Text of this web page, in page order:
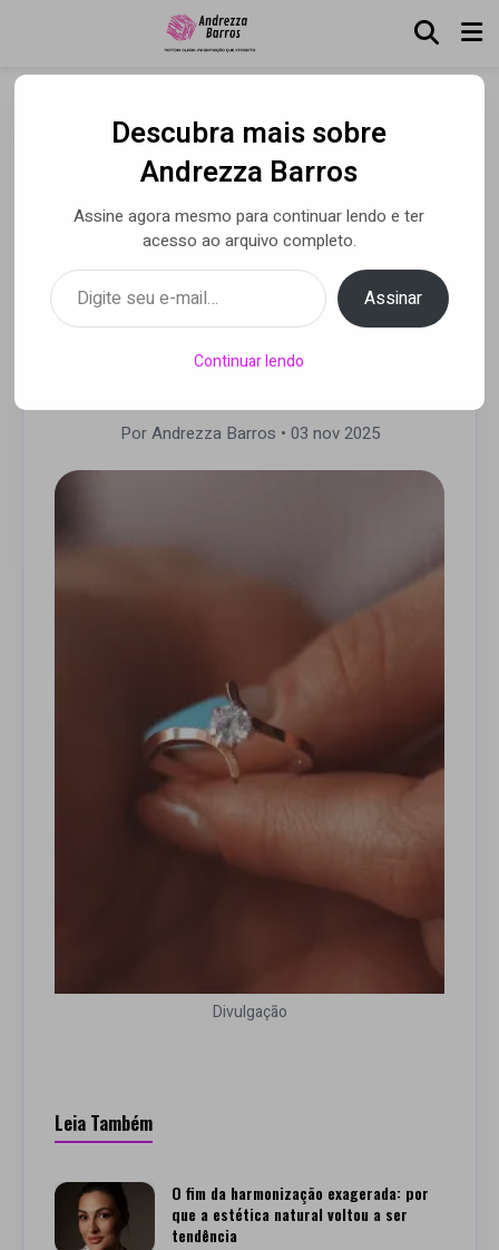
Designer Sarah Baldin, da Emiliana Jewels, explica como
o design resgata histórias e valoriza o consumo
consciente na joalheria
Joias afetivas
transformam memórias
em legado e atravessam
gerações
Por Andrezza Barros • 03 nov 2025
Divulgação
Leia Também
O fim da harmonização exagerada: por
que a estética natural voltou a ser
tendência
Descubra mais sobre
Andrezza Barros
Assine agora mesmo para continuar lendo e ter
acesso ao arquivo completo.
Digite seu e-mail…
Assinar
Continuar lendo